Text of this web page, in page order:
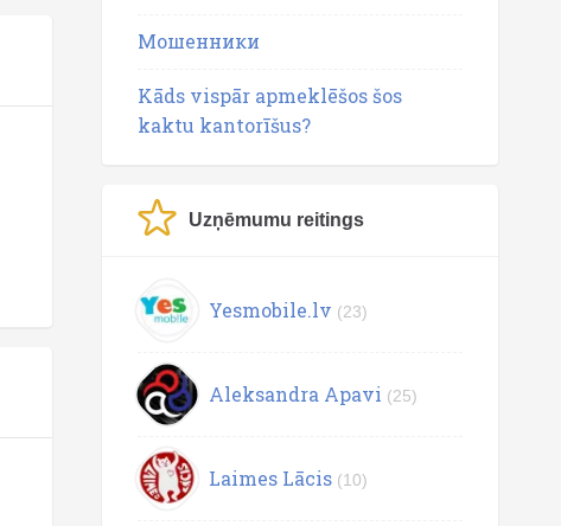
Мошенники
Kāds vispār apmeklēšos šos
kaktu kantorīšus?
Uzņēmumu reitings
Yesmobile.lv (23)
Aleksandra Apavi (25)
Laimes Lācis (10)